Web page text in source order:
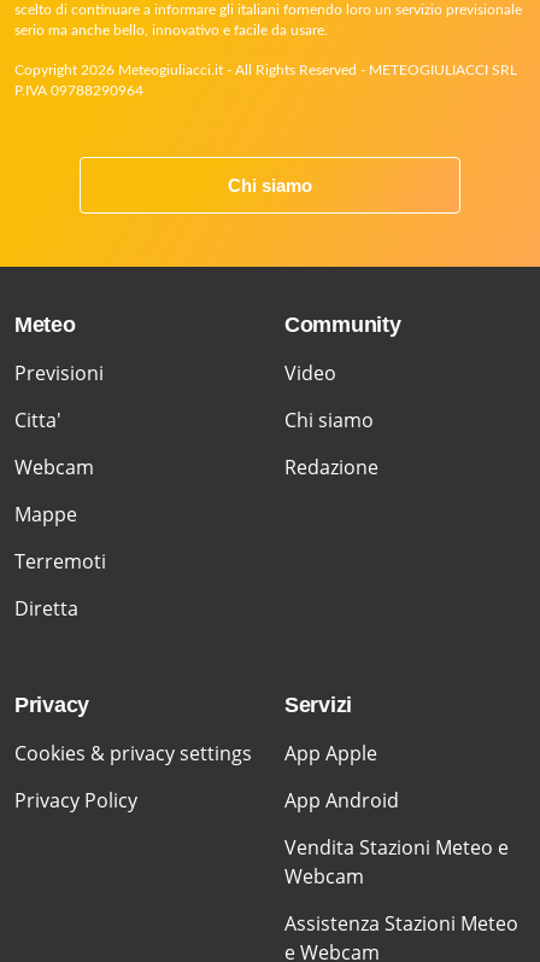
scelto di continuare a informare gli italiani fornendo loro un servizio previsionale
serio ma anche bello, innovativo e facile da usare.
Copyright 2026 Meteogiuliacci.it - All Rights Reserved - METEOGIULIACCI SRL
P.IVA 09788290964
Chi siamo
Meteo
Previsioni
Citta'
Webcam
Mappe
Terremoti
Diretta
Community
Video
Chi siamo
Redazione
Privacy
Cookies & privacy settings
Privacy Policy
Servizi
App Apple
App Android
Vendita Stazioni Meteo e
Webcam
Assistenza Stazioni Meteo
e Webcam